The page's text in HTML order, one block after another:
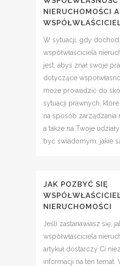
NIERUCHOMOŚCI
W sytuacji, gdy
współwłaściciela
jest, abyś znał swoje
dotyczące
może prowadzić do
sytuacji prawnych,
na sposób zarządzania
a także na Twoje
być świadomym, jakie
JAK POZBYĆ SIĘ
NIERUCHOMOŚCI
Jeśli zastanawiasz się,
współwłaściciela
artykuł dostarczy Ci
informacji na ten temat.